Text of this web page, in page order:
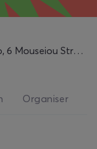
Nicosia, Nicosia
Organiser